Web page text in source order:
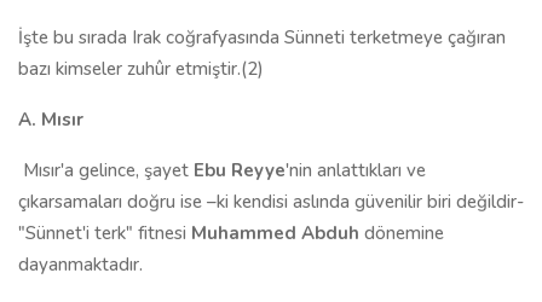
İşte bu sırada Irak coğrafyasında Sünneti terketmeye çağıran
bazı kimseler zuhûr etmiştir.(2)
A. Mısır
Mısır'a gelince, şayet Ebu Reyye'nin anlattıkları ve
çıkarsamaları doğru ise –ki kendisi aslında güvenilir biri değildir-
"Sünnet'i terk" fitnesi Muhammed Abduh dönemine
dayanmaktadır.